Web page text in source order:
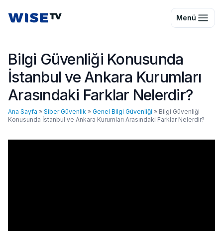
Wise TV Menü
Bilgi Güvenliği Konusunda
İstanbul ve Ankara Kurumları
Arasındaki Farklar Nelerdir?
Ana Sayfa » Siber Güvenlik » Genel Bilgi Güvenliği » Bilgi Güvenliği
Konusunda İstanbul ve Ankara Kurumları Arasındaki Farklar Nelerdir?